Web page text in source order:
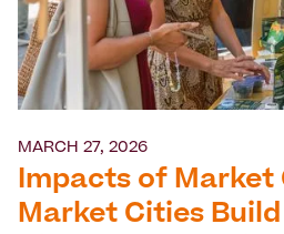
MARCH 27, 2026
Impacts of Market
Market Cities